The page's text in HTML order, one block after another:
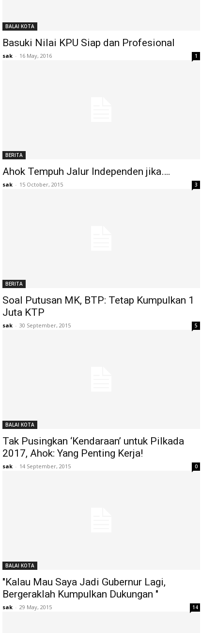
BALAI KOTA
Basuki Nilai KPU Siap dan Profesional
sak - 16 May, 2016 1
BERITA
Ahok Tempuh Jalur Independen jika….
sak - 15 October, 2015 3
BERITA
Soal Putusan MK, BTP: Tetap Kumpulkan 1
Juta KTP
sak - 30 September, 2015 5
BALAI KOTA
Tak Pusingkan ‘Kendaraan’ untuk Pilkada
2017, Ahok: Yang Penting Kerja!
sak - 14 September, 2015 0
BALAI KOTA
"Kalau Mau Saya Jadi Gubernur Lagi,
Bergeraklah Kumpulkan Dukungan "
sak - 29 May, 2015 14